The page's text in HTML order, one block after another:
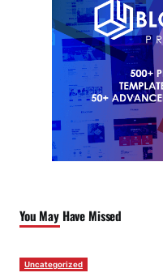
You May Have Missed
Uncategorized